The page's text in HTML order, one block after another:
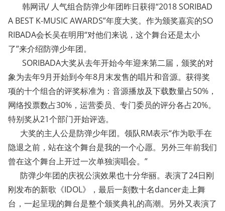
韩网讯/ 人气组合防弹少年团昨日获得“2018 SORIBAD
A BEST K-MUSIC AWARDS”年度大奖。作为颁奖嘉宾的SO
RIBADA会长吴在明用“对他们来说，这个舞台还是太小
了”来介绍防弹少年团。
SORIBADA大奖从去年开始今年迎来第二届，颁奖的对
象为去年9月开始到今年8月末发售的唱片和音源。获得奖
项的十个组合的评奖标准为：音源播放及下载数量占50%，
网络投票数占30%，运营委员、专门委员的评分各占20%。
特别奖从21个部门开始评选。
大奖的主人公是防弹少年团。领队RM表示“作为歌手在
隐退之前，站在这个舞台是我的一个心愿。另外三年前我们
曾在这个舞台上开过一次单独演唱会。”
防弹少年团的庆祝公演效果也十分华丽。表演了24日刚
刚发布的新歌《IDOL》，最后一刻数十名dancer走上舞
台，一起呈现的舞台是整个颁奖典礼的高潮。另外又表演了